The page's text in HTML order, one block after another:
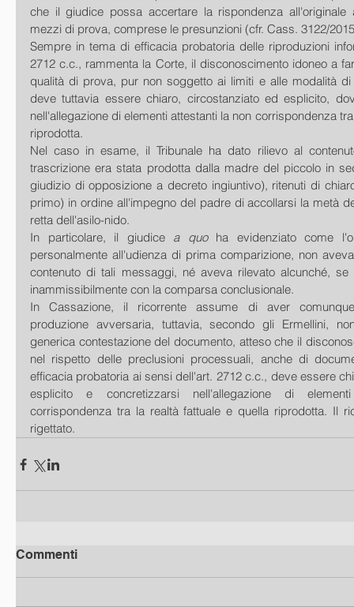
che il giudice possa accertare la rispondenza all'originale
mezzi di prova, comprese le presunzioni (cfr. Cass. 3122/
Sempre in tema di efficacia probatoria delle riproduzioni
2712 c.c., rammenta la Corte, il disconoscimento idoneo a
qualità di prova, pur non soggetto ai limiti e alle modalità
deve tuttavia essere chiaro, circostanziato ed esplicito,
nell'allegazione di elementi attestanti la non corrispondenza
riprodotta.
Nel caso in esame, il Tribunale ha dato rilievo al
trascrizione era stata prodotta dalla madre del piccolo in
giudizio di opposizione a decreto ingiuntivo), ritenuti di
primo) in ordine all'impegno del padre di accollarsi la metà
retta dell'asilo-nido.
In particolare, il giudice a quo ha evidenziato come
personalmente all'udienza di prima comparizione, non
contenuto di tali messaggi, né aveva rilevato alcunché,
inammissibilmente con la comparsa conclusionale.
In Cassazione, il ricorrente assume di aver
produzione avversaria, tuttavia, secondo gli Ermellini,
generica contestazione del documento, atteso che il
nel rispetto delle preclusioni processuali, anche di
efficacia probatoria ai sensi dell'art. 2712 c.c., deve essere
esplicito e concretizzarsi nell'allegazione di
corrispondenza tra la realtà fattuale e quella riprodotta. Il
rigettato.
Commenti